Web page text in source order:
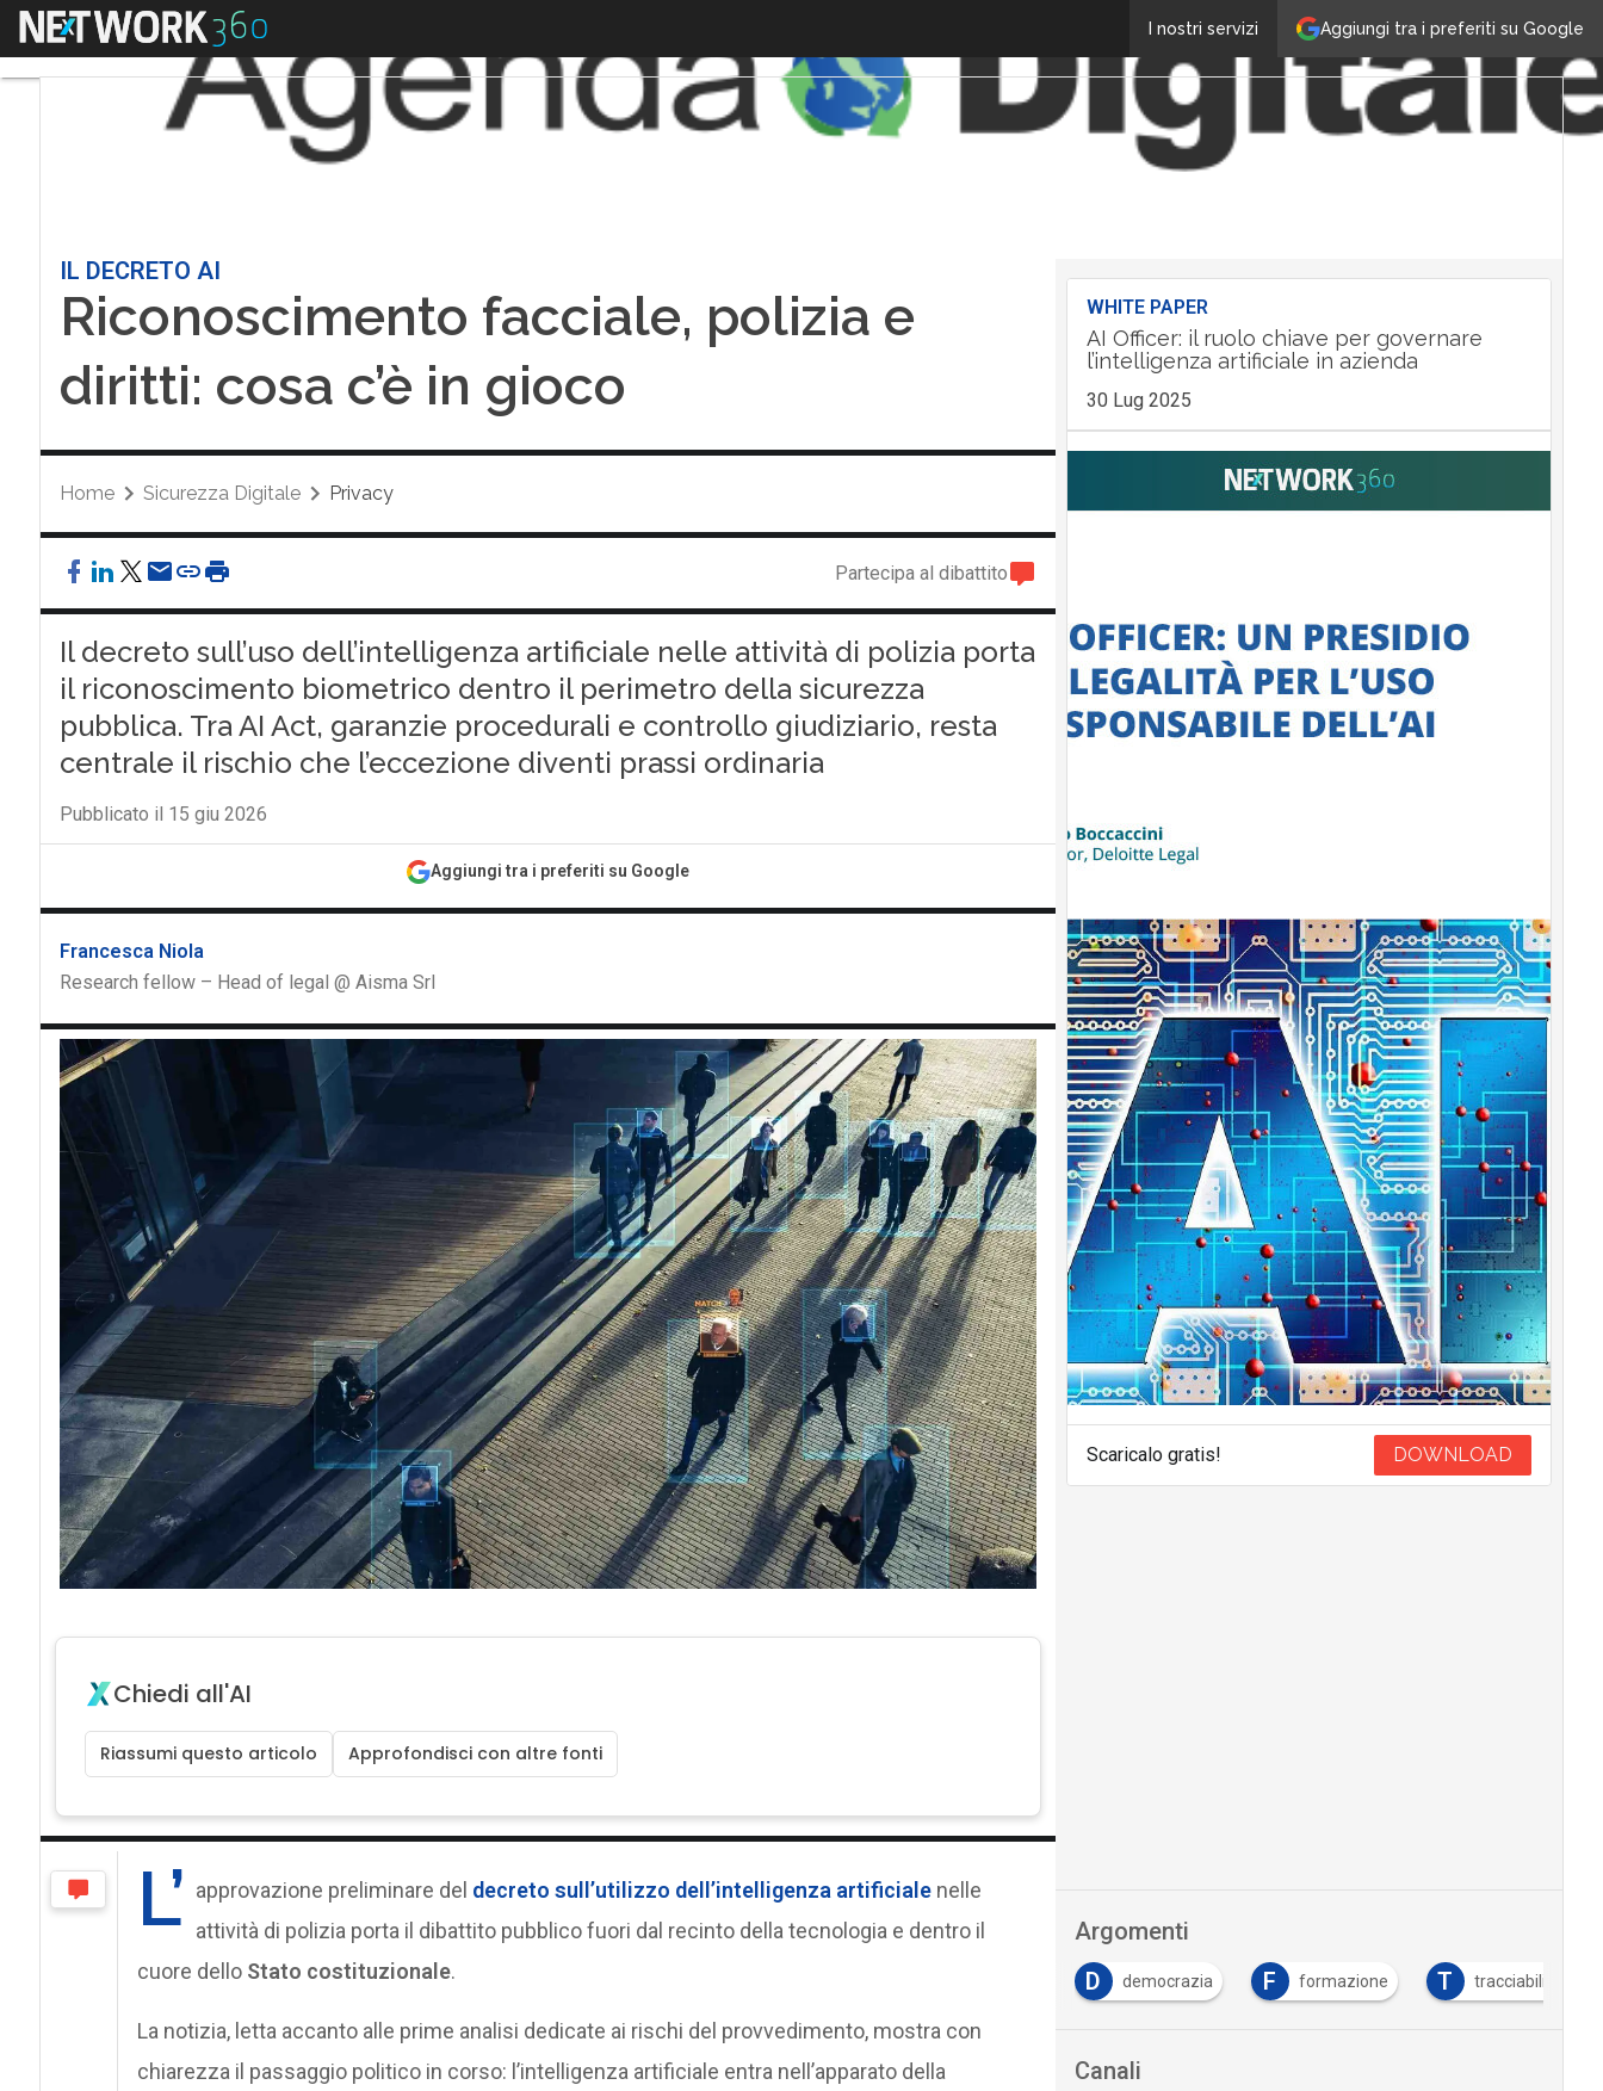
Aggiungi tra i preferiti su Google
I nostri servizi
Menu
IL DECRETO AI
Riconoscimento facciale, polizia e
diritti: cosa c’è in gioco
Home Sicurezza Digitale Privacy
Partecipa al dibattito
Il decreto sull’uso dell’intelligenza artificiale nelle attività di polizia porta
il riconoscimento biometrico dentro il perimetro della sicurezza
pubblica. Tra AI Act, garanzie procedurali e controllo giudiziario, resta
centrale il rischio che l’eccezione diventi prassi ordinaria
Pubblicato il 15 giu 2026
Aggiungi tra i preferiti su Google
Francesca Niola
Research fellow – Head of legal @ Aisma Srl
Chiedi all'AI
Riassumi questo articolo Approfondisci con altre fonti
L’ approvazione preliminare del decreto sull’utilizzo dell’intelligenza artificialenelle
attività di polizia porta il dibattito pubblico fuori dal recinto della tecnologia e dentro il
cuore dello Stato costituzionale.
La notizia, letta accanto alle prime analisi dedicate ai rischi del provvedimento, mostra con
chiarezza il passaggio politico in corso: l’intelligenza artificiale entra nell’apparato della
WHITE PAPER
AI Officer: il ruolo chiave per governare
l’intelligenza artificiale in azienda
30 Lug 2025
Scaricalo gratis! DOWNLOAD
Argomenti
D democrazia F formazione T tracciabilità
Canali